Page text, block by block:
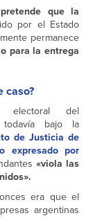
que la
por el Estado
permanece
para la entrega
caso?
electoral del
bajo la
de Justicia de
expresado por
«viola las
era que el
argentinas